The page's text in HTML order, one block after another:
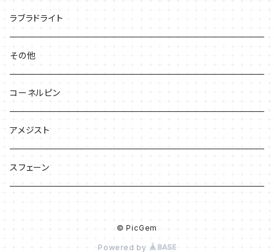
ラブラドライト
その他
コーネルピン
アメジスト
スフェーン
© PicGem
Powered by